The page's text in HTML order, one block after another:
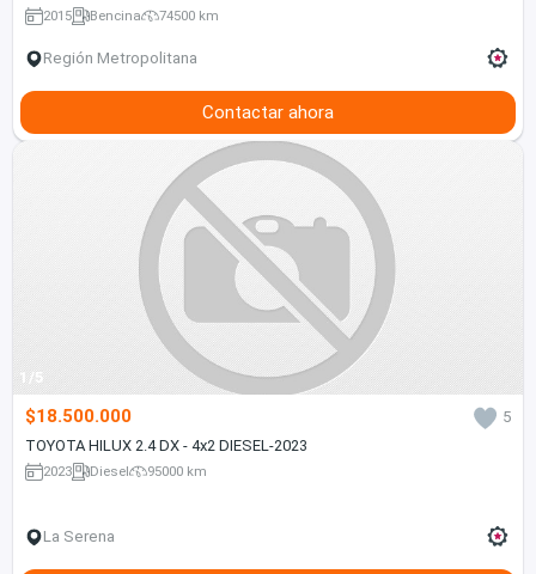
2015 Bencina 74500 km
Región Metropolitana
Contactar ahora
1/5
$18.500.000
5
TOYOTA HILUX 2.4 DX - 4x2 DIESEL-2023
2023 Diesel 95000 km
La Serena